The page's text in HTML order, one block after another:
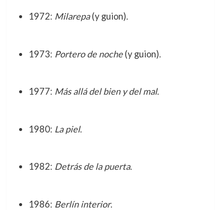
1972: Milarepa(y guion).
1973: Portero de noche(y guion).
1977: Más allá del bien y del mal.
1980: La piel.
1982: Detrás de la puerta.
1986: Berlín interior.